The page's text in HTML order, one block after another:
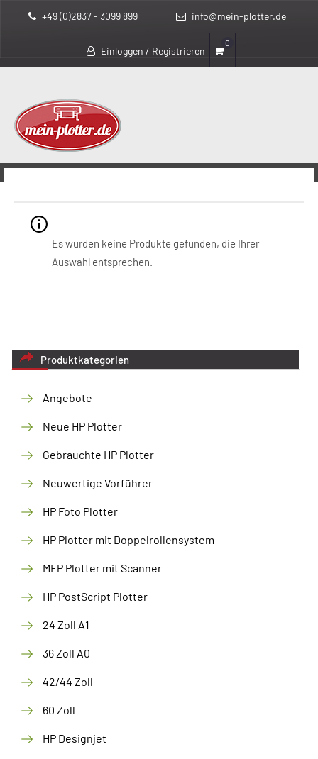
+49 (0)2837 - 3099 899 info@mein-plotter.de
Einloggen / Registrieren
0
> >
Es wurden keine Produkte gefunden, die Ihrer
Auswahl entsprechen.
Produktkategorien
Angebote
Neue HP Plotter
Gebrauchte HP Plotter
Neuwertige Vorführer
HP Foto Plotter
HP Plotter mit Doppelrollensystem
MFP Plotter mit Scanner
HP PostScript Plotter
24 Zoll A1
36 Zoll A0
42/44 Zoll
60 Zoll
HP Designjet